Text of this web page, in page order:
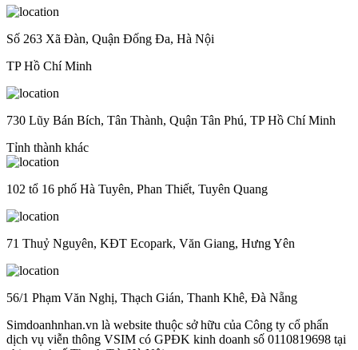
Số 263 Xã Đàn, Quận Đống Đa, Hà Nội
TP Hồ Chí Minh
730 Lũy Bán Bích, Tân Thành, Quận Tân Phú, TP Hồ Chí Minh
Tỉnh thành khác
102 tổ 16 phố Hà Tuyên, Phan Thiết, Tuyên Quang
71 Thuỷ Nguyên, KĐT Ecopark, Văn Giang, Hưng Yên
56/1 Phạm Văn Nghị, Thạch Gián, Thanh Khê, Đà Nẵng
Simdoanhnhan.vn là website thuộc sở hữu của Công ty cổ phẩn
dịch vụ viễn thông VSIM có GPĐK kinh doanh số 0110819698 tại